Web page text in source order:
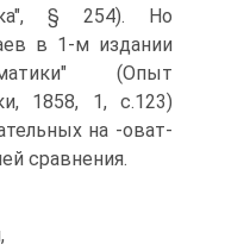
§ 254). Но
в 1-м издании
(Опыт
1858, 1, с.123)
на -оват-
сравнения.